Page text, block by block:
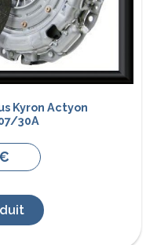
Kyron Actyon
30A